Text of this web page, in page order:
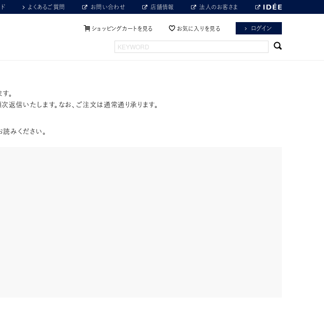
よくあるご質問 お問い合わせ 店舗情報 法人のお客さま
ショッピングカートを見る お気に入りを見る ログイン
。
信いたします。なお、ご注文は通常通り承ります。
読みください。